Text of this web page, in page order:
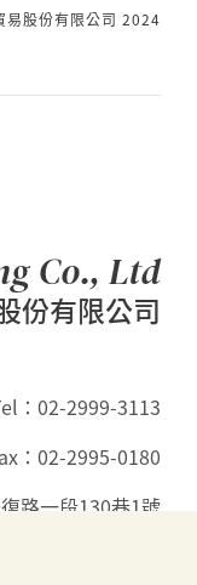
易股份有限公司 2024
Co., Ltd
份有限公司
：02-2999-3113
：02-2995-0180
路一段130巷1號